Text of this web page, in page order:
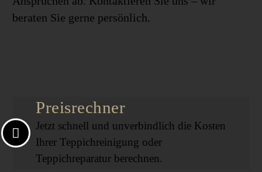
beraten Sie gerne persönlich.
Preisrechner
Jetzt schnell und unverbindlich die Kosten
Ihrer Teppichreinigung oder
Teppichreparatur berechnen.